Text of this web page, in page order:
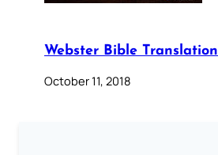
Webster Bible Translation
October 11, 2018